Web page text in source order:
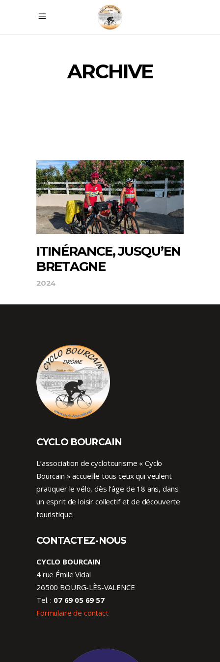
ARCHIVE
ITINÉRANCE, JUSQU’EN
BRETAGNE
2024
CYCLO BOURCAIN
L’association de cyclotourisme « Cyclo
Bourcain » accueille tous ceux qui veulent
pratiquer le vélo, dès l’âge de 18 ans, dans
un esprit de loisir collectif et de découverte
touristique.
CONTACTEZ-NOUS
CYCLO BOURCAIN
4 rue Émile Vidal
26500 BOURG-LÈS-VALENCE
Tel. : 07 69 05 69 57
Formulaire de contact